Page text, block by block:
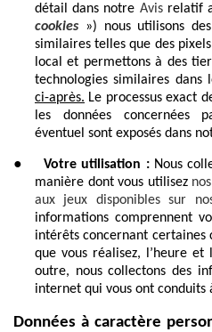
détail dans notre Avisrelatif
cookies ») nous utilisons
similaires telles que des
local et permettons à des
technologies similaires dans
ci-après. Le processus exact
les données concernées
éventuel sont exposés dans
● Votre utilisation : Nous
manière dont vous utilisez
aux jeux disponibles sur
informations comprennent
intérêts concernant
que vous réalisez, l’heure
outre, nous collectons des
internet qui vous ont conduits
Données à caractère